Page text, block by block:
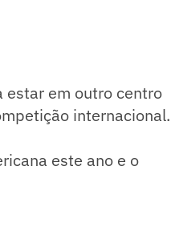
estar em outro centro
internacional.
este ano e o